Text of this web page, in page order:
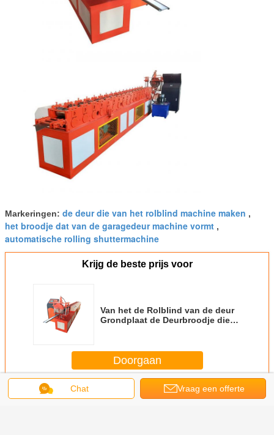
Markeringen: de deur die van het rolblind machine maken ,
het broodje dat van de garagedeur machine vormt ,
automatische rolling shuttermachine
Krijg de beste prijs voor
Van het de Rolblind van de deur
Grondplaat de Deurbroodje die
Doorgaan
Meer De Deurbroodje dat van het rolblind Machine vormt
Chat Vraag een offerte